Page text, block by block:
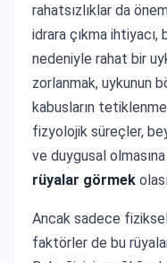
rahatsızlıklar da
idrara çıkma ihtiyacı,
nedeniyle rahat bir
zorlanmak, uykunun
kabusların
fizyolojik süreçler,
ve duygusal
rüyalar görmek
Ancak sadece
faktörler de bu